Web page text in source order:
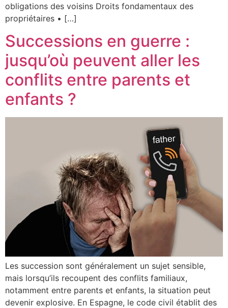
obligations des voisins Droits fondamentaux des
propriétaires • […]
Successions en guerre :
jusqu’où peuvent aller les
conflits entre parents et
enfants ?
Les succession sont généralement un sujet sensible,
mais lorsqu’ils recoupent des conflits familiaux,
notamment entre parents et enfants, la situation peut
devenir explosive. En Espagne, le code civil établit des